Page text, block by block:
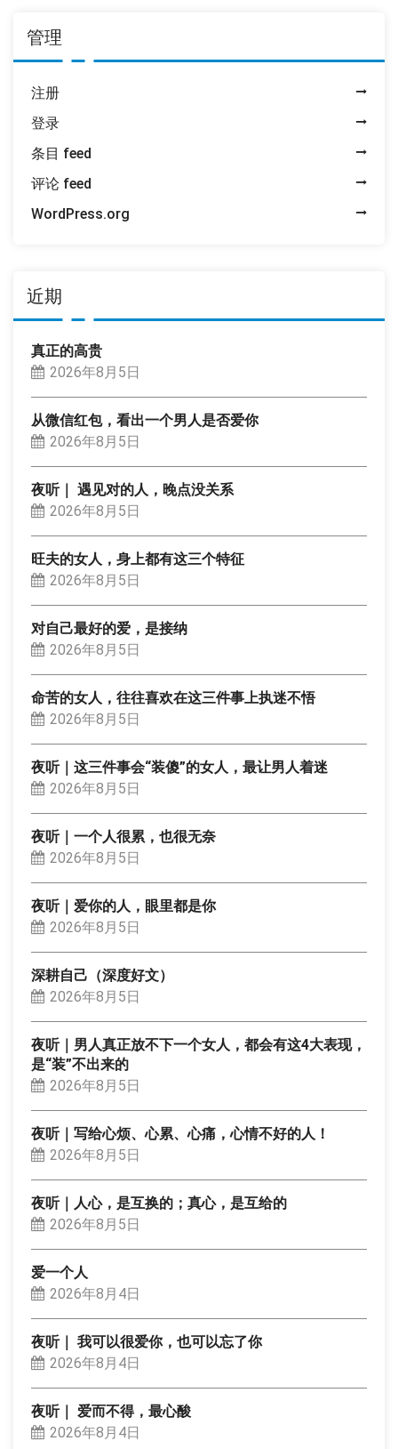
管理
注册
登录
条目 feed
评论 feed
WordPress.org
近期
真正的高贵
2026年8月5日
从微信红包，看出一个男人是否爱你
2026年8月5日
夜听｜ 遇见对的人，晚点没关系
2026年8月5日
旺夫的女人，身上都有这三个特征
2026年8月5日
对自己最好的爱，是接纳
2026年8月5日
命苦的女人，往往喜欢在这三件事上执迷不悟
2026年8月5日
夜听｜这三件事会“装傻”的女人，最让男人着迷
2026年8月5日
夜听｜一个人很累，也很无奈
2026年8月5日
夜听｜爱你的人，眼里都是你
2026年8月5日
深耕自己（深度好文）
2026年8月5日
夜听｜男人真正放不下一个女人，都会有这4大表现，
是“装”不出来的
2026年8月5日
夜听｜写给心烦、心累、心痛，心情不好的人！
2026年8月5日
夜听｜人心，是互换的；真心，是互给的
2026年8月5日
爱一个人
2026年8月4日
夜听｜ 我可以很爱你，也可以忘了你
2026年8月4日
夜听｜ 爱而不得，最心酸
2026年8月4日